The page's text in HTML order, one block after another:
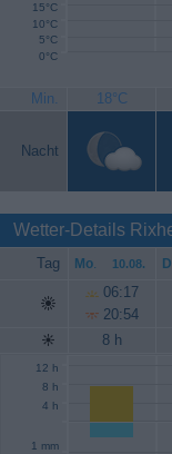
0°C
5°C
10°C
15°C
Min. 18°C
Nacht
Wetter-Details
Tag Mo. 10.08.
06:17
20:54
8 h
4 h
8 h
12 h
1 mm